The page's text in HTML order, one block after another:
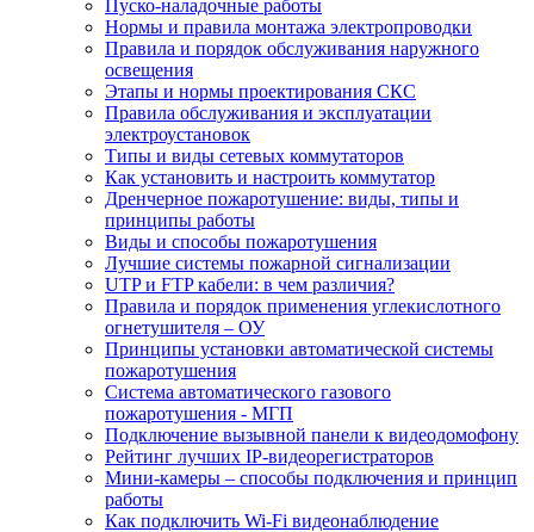
Пуско-наладочные работы
Нормы и правила монтажа электропроводки
Правила и порядок обслуживания наружного
освещения
Этапы и нормы проектирования СКС
Правила обслуживания и эксплуатации
электроустановок
Типы и виды сетевых коммутаторов
Как установить и настроить коммутатор
Дренчерное пожаротушение: виды, типы и
принципы работы
Виды и способы пожаротушения
Лучшие системы пожарной сигнализации
UTP и FTP кабели: в чем различия?
Правила и порядок применения углекислотного
огнетушителя – ОУ
Принципы установки автоматической системы
пожаротушения
Система автоматического газового
пожаротушения - МГП
Подключение вызывной панели к видеодомофону
Рейтинг лучших IP-видеорегистраторов
Мини-камеры – способы подключения и принцип
работы
Как подключить Wi-Fi видеонаблюдение